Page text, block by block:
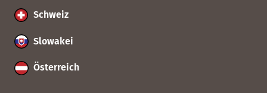
Schweiz
Slowakei
Österreich